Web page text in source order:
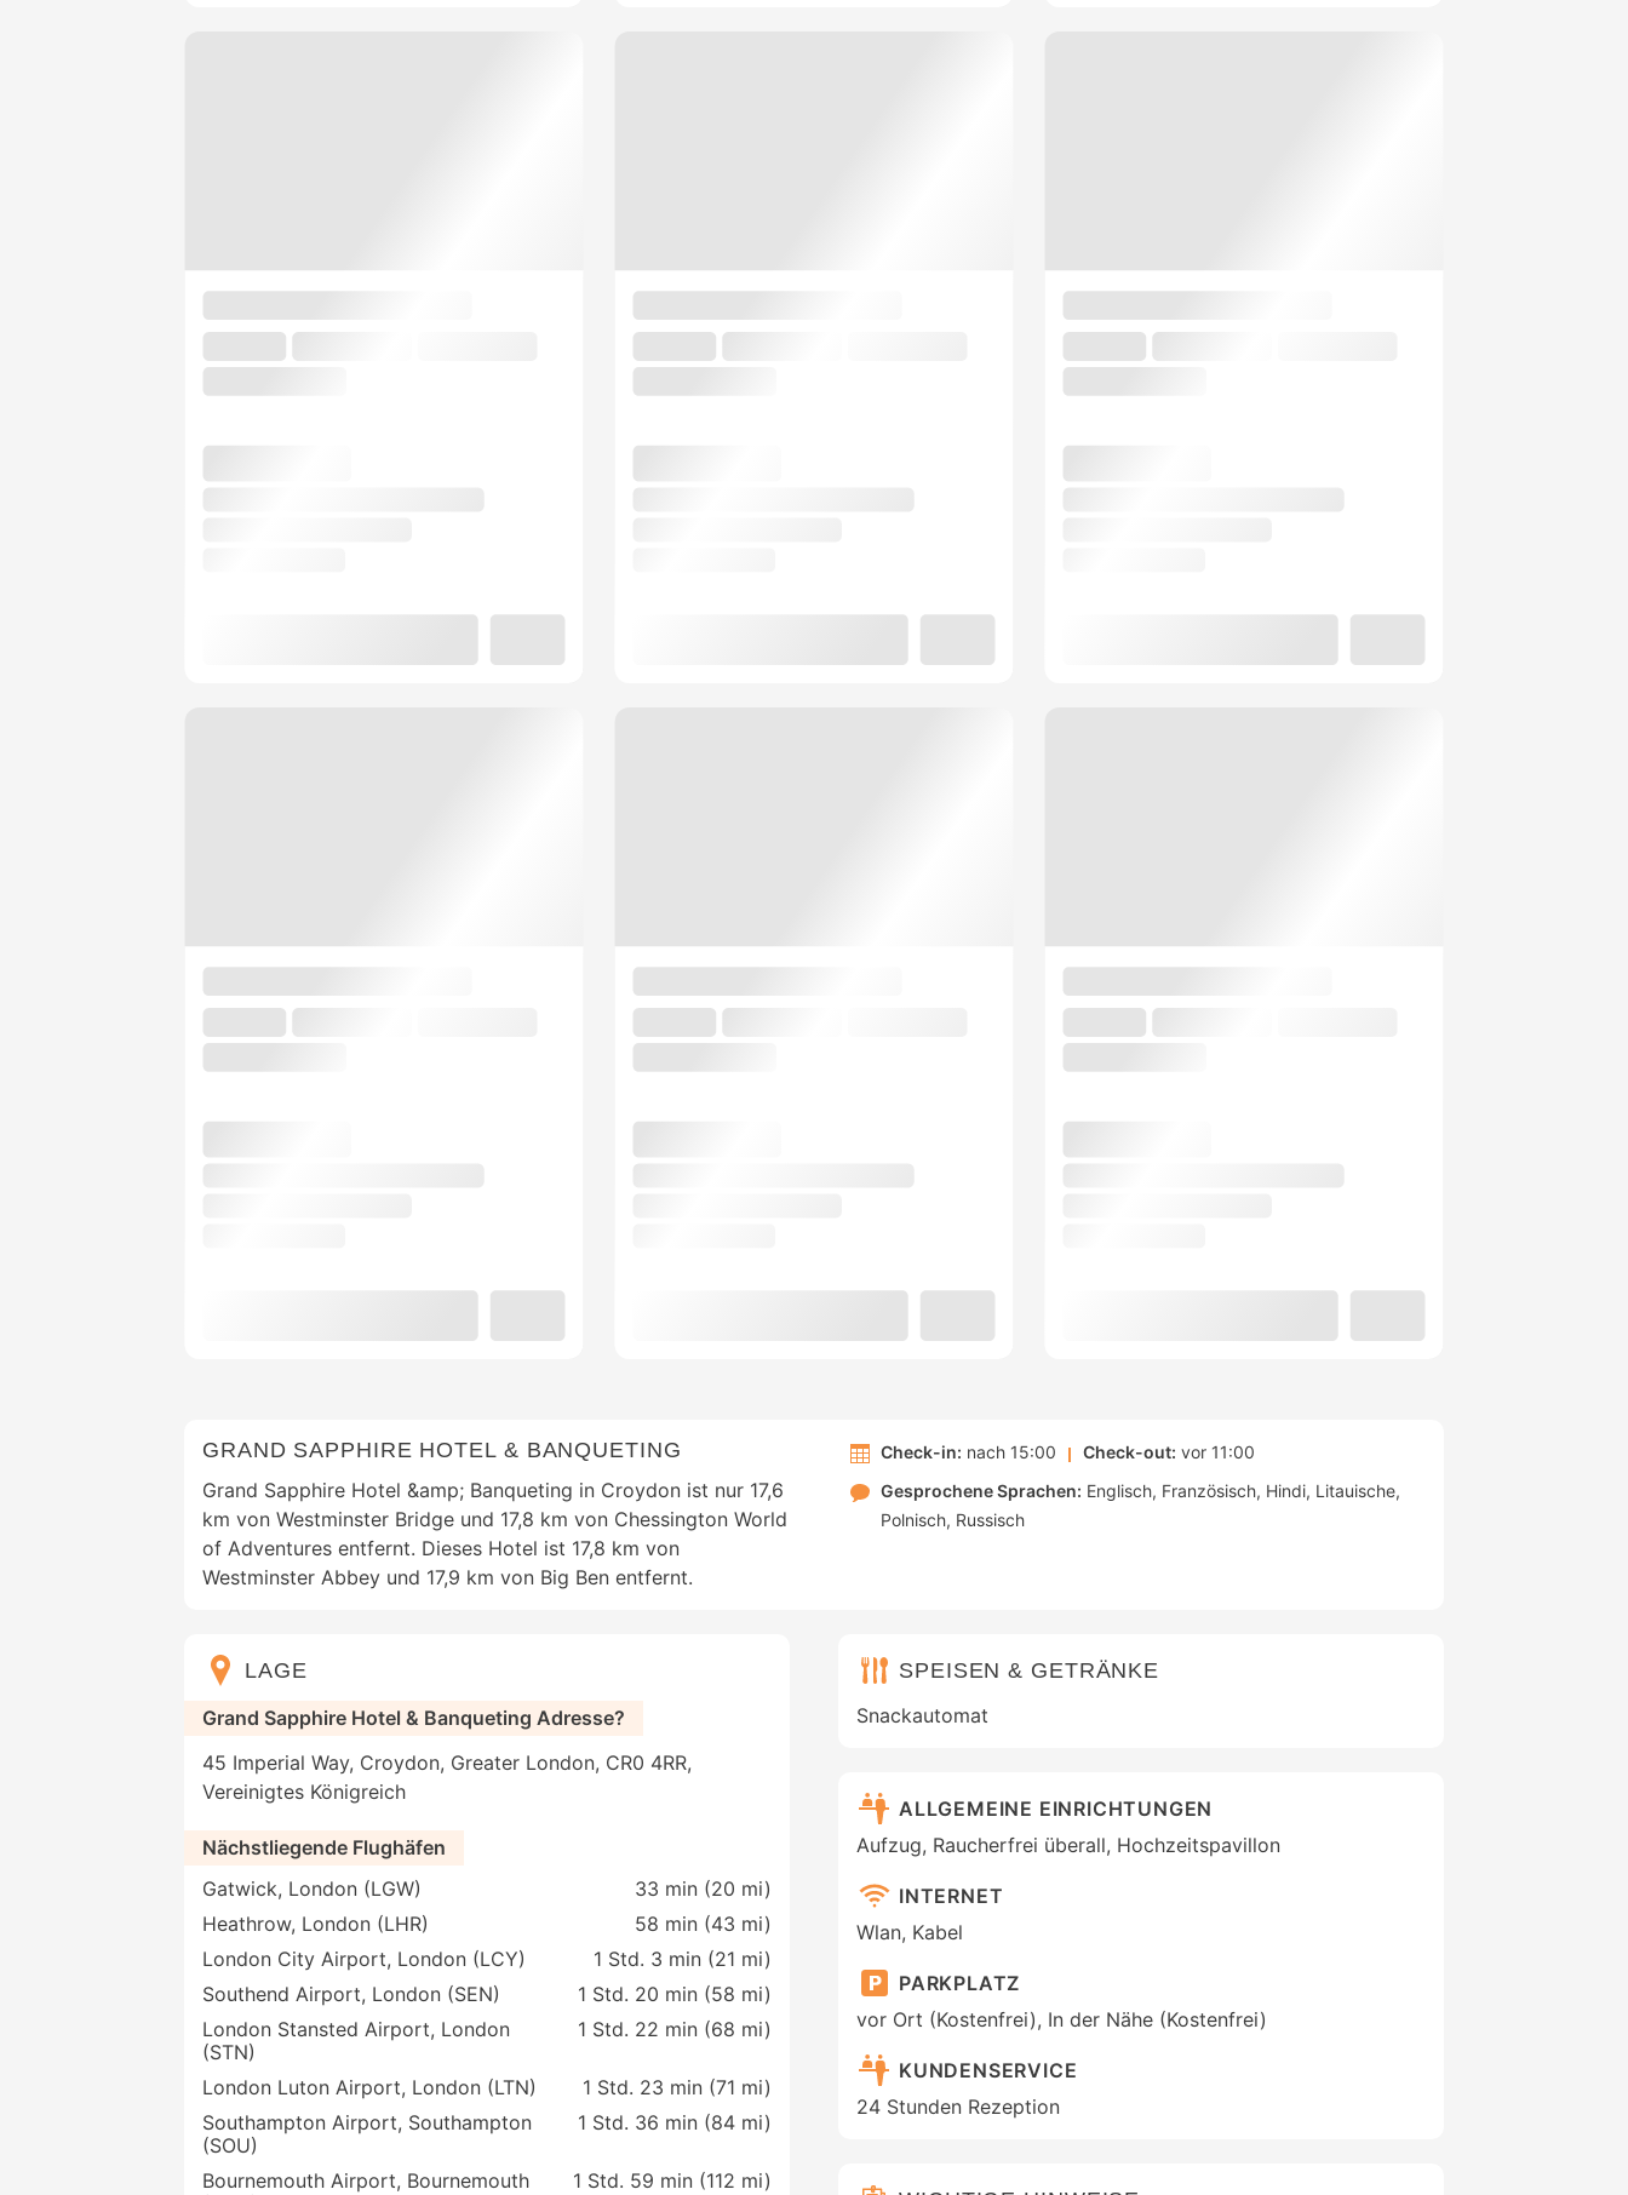
GRAND SAPPHIRE HOTEL & BANQUETING
Grand Sapphire Hotel &amp; Banqueting in Croydon ist nur 17,6
km von Westminster Bridge und 17,8 km von Chessington World
of Adventures entfernt. Dieses Hotel ist 17,8 km von
Westminster Abbey und 17,9 km von Big Ben entfernt.
Check-in: nach 15:00 Check-out: vor 11:00
Gesprochene Sprachen: Englisch Französisch Hindi Litauische
Polnisch Russisch
LAGE
Grand Sapphire Hotel & Banqueting Adresse?
45 Imperial Way, Croydon, Greater London, CR0 4RR,
Vereinigtes Königreich
Nächstliegende Flughäfen
Gatwick, London (LGW)
33 min (20 mi)
Heathrow, London (LHR)
58 min (43 mi)
London City Airport, London (LCY)
1 Std. 3 min (21 mi)
Southend Airport, London (SEN)
1 Std. 20 min (58 mi)
London Stansted Airport, London
(STN)
1 Std. 22 min (68 mi)
London Luton Airport, London (LTN) 1 Std. 23 min (71 mi)
Southampton Airport, Southampton
(SOU)
1 Std. 36 min (84 mi)
Bournemouth Airport, Bournemouth
1 Std. 59 min (112 mi)
SPEISEN & GETRÄNKE
Snackautomat
ALLGEMEINE EINRICHTUNGEN
Aufzug, Raucherfrei überall, Hochzeitspavillon
INTERNET
Wlan, Kabel
PARKPLATZ
vor Ort (Kostenfrei), In der Nähe (Kostenfrei)
KUNDENSERVICE
24 Stunden Rezeption